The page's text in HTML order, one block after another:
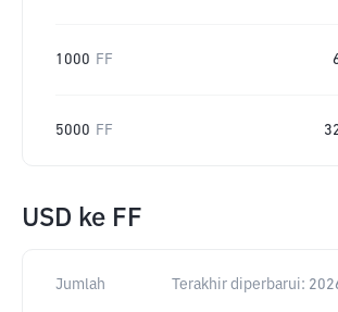
1000 FF
5000 FF
USD ke FF
Jumlah Terakhir diperbarui: